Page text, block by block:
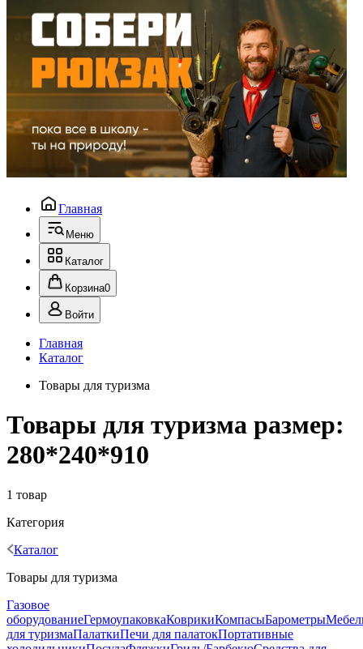
Главная
Меню
Каталог
Корзина0
Войти
Главная
Каталог
Товары для туризма
Товары для туризма размер:
280*240*910
1 товар
Категория
Каталог
Товары для туризма
Газовое
оборудованиеГермоупаковкаКоврикиКомпасыБарометры
для туризмаПалаткиПечи для палатокПортативные